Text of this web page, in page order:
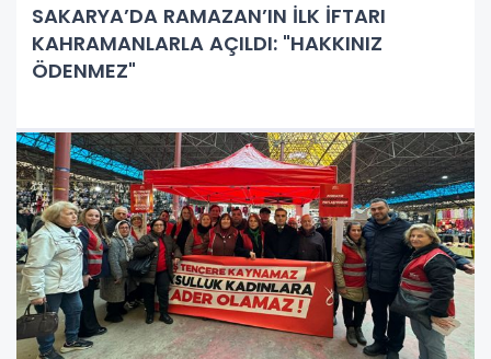
SAKARYA’DA RAMAZAN’IN İLK İFTARI
KAHRAMANLARLA AÇILDI: "HAKKINIZ
ÖDENMEZ"